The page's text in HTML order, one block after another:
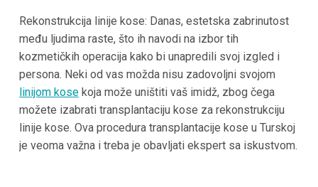
Rekonstrukcija linije kose: Danas, estetska zabrinutost
među ljudima raste, što ih navodi na izbor tih
kozmetičkih operacija kako bi unapredili svoj izgled i
persona. Neki od vas možda nisu zadovoljni svojom
linijom kosekoja može uništiti vaš imidž, zbog čega
možete izabrati transplantaciju kose za rekonstrukciju
linije kose. Ova procedura transplantacije kose u Turskoj
je veoma važna i treba je obavljati ekspert sa iskustvom.